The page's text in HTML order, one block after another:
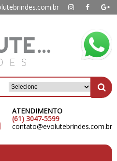
ATENDIMENTO
(61) 3047-5599
contato@evolutebrindes.com.br